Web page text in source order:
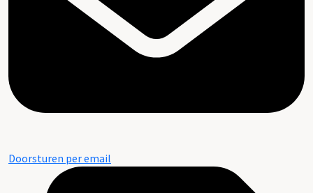
Doorsturen per email